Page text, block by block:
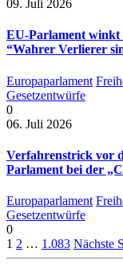
09. Juli 2026
EU-Parlament winkt
“Wahrer Verlierer
Europaparlament
Gesetzentwürfe
0
06. Juli 2026
Verfahrenstrick vor
Parlament bei der
Europaparlament
Gesetzentwürfe
0
1 2 … 1.083 Nächste